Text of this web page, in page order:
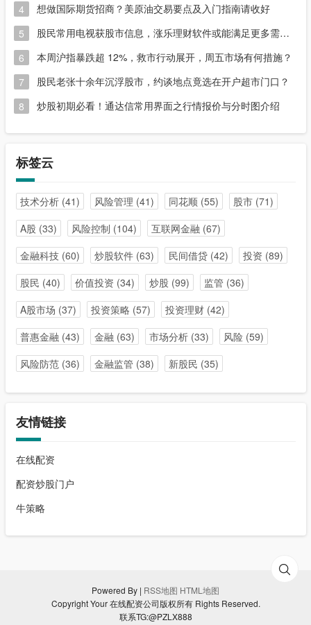
4
想做国际期货招商？美原油交易要点及入门指南请收好
5
股民常用电视获股市信息，涨乐理财软件或能满足更多需求？
6
本周沪指暴跌超 12%，救市行动展开，周五市场有何措施？
7
股民老张十余年沉浮股市，约谈地点竟选在开户超市门口？
8
炒股初期必看！通达信常用界面之行情报价与分时图介绍
标签云
技术分析(41) 风险管理 (41) 同花顺(55) 股市(71)
A股 (33) 风险控制 (104) 互联网金融 (67)
金融科技(60) 炒股软件(63) 民间借贷(42) 投资 (89)
股民 (40) 价值投资 (34) 炒股 (99) 监管 (36)
A股市场 (37) 投资策略 (57) 投资理财(42)
普惠金融 (43) 金融 (63) 市场分析(33) 风险(59)
风险防范(36) 金融监管 (38) 新股民 (35)
友情链接
在线配资
配资炒股门户
牛策略
Powered By | RSS地图 HTML地图
Copyright Your 在线配资公司版权所有 Rights Reserved.
联系TG:@PZLX888